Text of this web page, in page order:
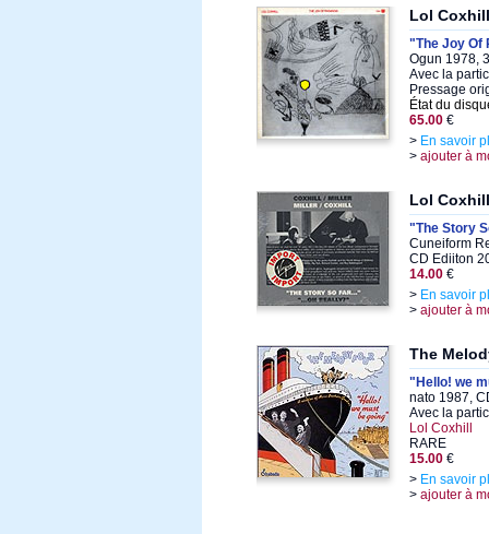
Lol Coxhill
"The Joy Of
Ogun 1978,
Avec la
Pressage
État du
65.00 €
> En savoir
> ajouter à
Lol
"The Story
Cuneiform
CD Ediiton
14.00 €
> En savoir
> ajouter à
The
"Hello! we
nato 1987,
Avec la
Lol Coxhill
RARE
15.00 €
> En savoir
> ajouter à